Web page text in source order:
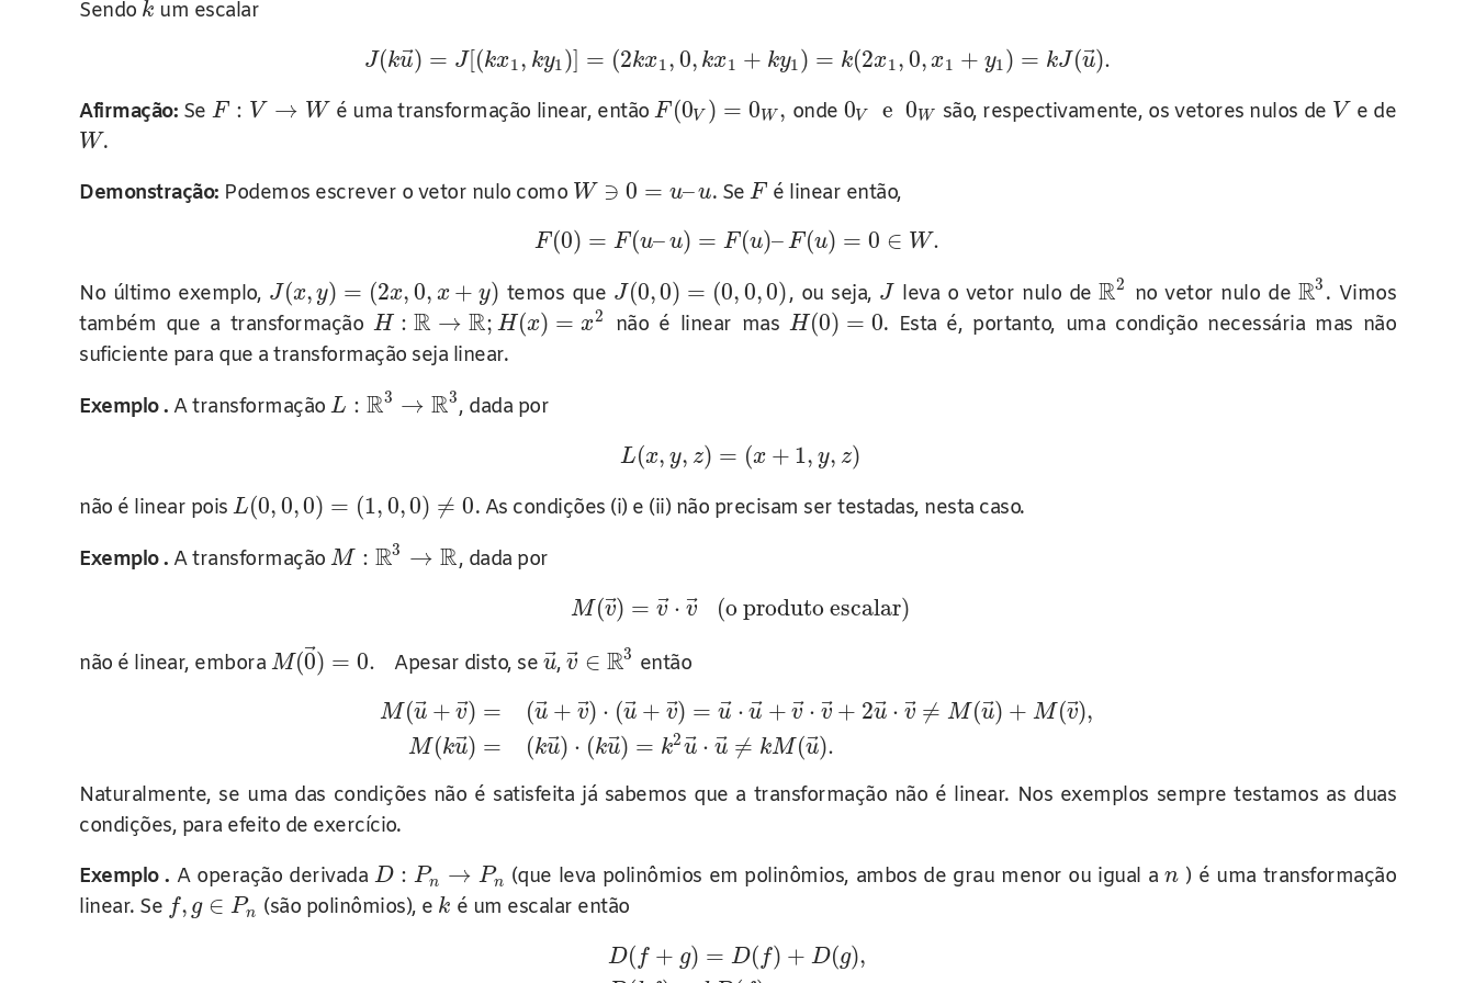
Sendo k um escalar
J(ku⃗
) = J[(kx1, ky1)] = (2kx1, 0, kx1 + ky1) = k(2x1, 0, x1 + y1) = kJ(u⃗
).
Afirmação: Se F : V → W é uma transformação linear, entãoF(0V ) = 0 W , onde 0V e 0 W são, respectivamente, os vetores nulos de V e de
W.
Demonstração: Podemos escrever o vetor nulo como W ∋ 0 = u–u. SeF é linear então,
F(0) = F(u–u) = F(u)–F(u) = 0 ∈ W.
No último exemplo, J(x, y) = (2x, 0, x + y) temos que J(0,0) = (0, 0,0), ou seja, J leva o vetor nulo deR2 no vetor nulo de R3 . Vimos
também que a transformaçãoH : R → R; H(x) = x2 não é linear masH(0) = 0. Esta é, portanto, uma condição necessária mas não
suficiente para que a transformação seja linear.
Exemplo . A transformação L : R3 → R3, dada por
L(x, y, z) = (x + 1, y, z)
não é linear pois L(0, 0,0) = (1, 0,0) ≠ 0. As condições (i) e (ii) não precisam ser testadas, nesta caso.
Exemplo . A transformação M : R3 → R, dada por
M(v⃗
) = v⃗ ⋅ v⃗ (o produto escalar)
não é linear, embora M(0⃗
) = 0. Apesar disto, se u⃗,v ∈ R3 então
M(u⃗ + v⃗
) =
M(ku⃗) =
(u⃗ + v⃗
) ⋅ (u + v⃗
) = u⃗ ⋅ u⃗ + v⃗ ⋅ v⃗ + 2u⃗ ⋅ v⃗ ≠ M (u⃗
) + M(v⃗
),
(ku⃗) ⋅ (ku⃗) = k2u⃗ ⋅ u⃗ ≠ kM(u⃗
).
Naturalmente, se uma das condições não é satisfeita já sabemos que a transformação não é linear. Nos exemplos sempre testamos as duas
condições, para efeito de exercício.
Exemplo . A operação derivada D : Pn → Pn (que leva polinômios em polinômios, ambos de grau menor ou igual an ) é uma transformação
linear. Se f, g ∈ Pn (são polinômios), e k é um escalar então
D( f + g) = D( f) + D(g),